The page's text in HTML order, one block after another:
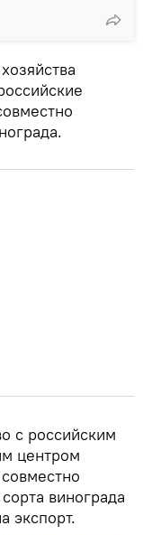
с российским
центром
винограда
экспорт.